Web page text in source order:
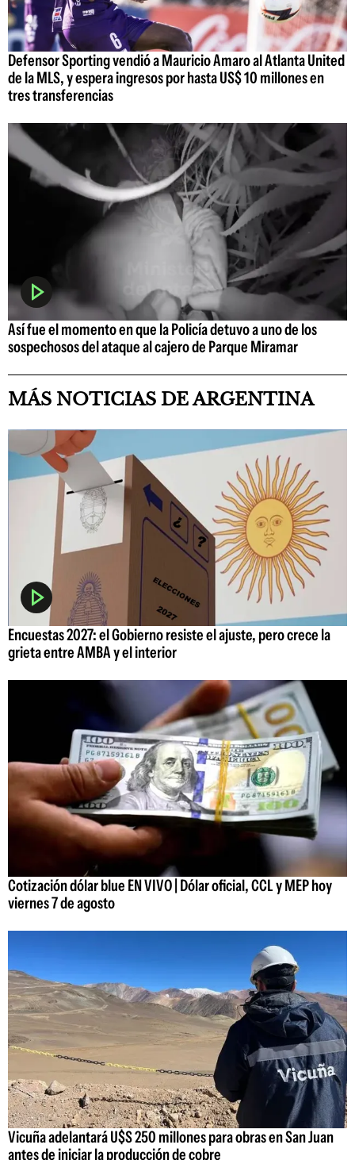
Defensor Sporting vendió a Mauricio Amaro al Atlanta United
de la MLS, y espera ingresos por hasta US$ 10 millones en
tres transferencias
Así fue el momento en que la Policía detuvo a uno de los
sospechosos del ataque al cajero de Parque Miramar
MÁS NOTICIAS DE ARGENTINA
Encuestas 2027: el Gobierno resiste el ajuste, pero crece la
grieta entre AMBA y el interior
Cotización dólar blue EN VIVO | Dólar oficial, CCL y MEP hoy
viernes 7 de agosto
Vicuña adelantará U$S 250 millones para obras en San Juan
antes de iniciar la producción de cobre